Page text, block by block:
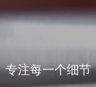
专注每一个细节